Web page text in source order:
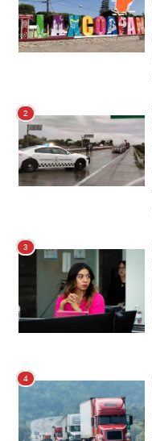
2
3
4